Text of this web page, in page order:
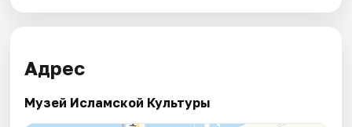
Адрес
Музей Исламской Культуры